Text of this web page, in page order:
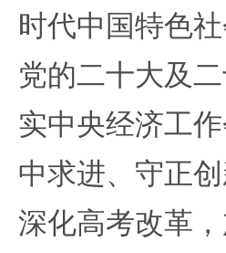
时代中国特色
党的二十大及
实中央经济工
中求进、守正
深化高考改革